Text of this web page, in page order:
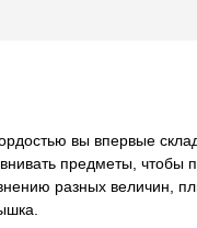
вы впервые
предметы, чтобы
разных величин,